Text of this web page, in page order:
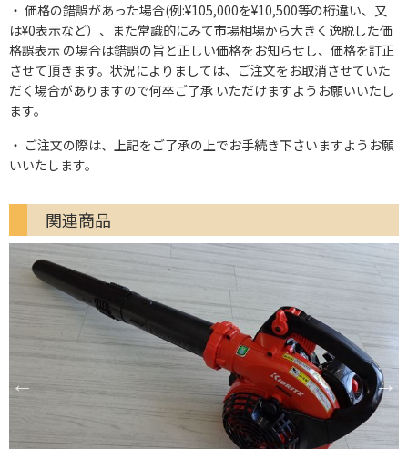
価格の錯誤があった場合(例:¥105,000を¥10,500等の桁違い、又
は¥0表示など）、また常識的にみて市場相場から大きく逸脱した価
格誤表示 の場合は錯誤の旨と正しい価格をお知らせし、価格を訂正
させて頂きます。状況によりましては、ご注文をお取消させていた
だく場合がありますので何卒ご了承 いただけますようお願いいたし
ます。
ご注文の際は、上記をご了承の上でお手続き下さいますようお願
いいたします。
関連商品